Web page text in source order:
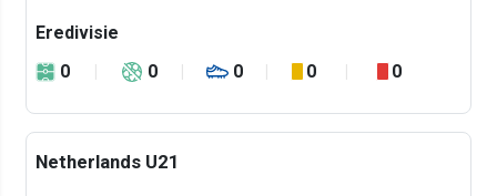
Eredivisie
0
0 0 0 0
Netherlands U21